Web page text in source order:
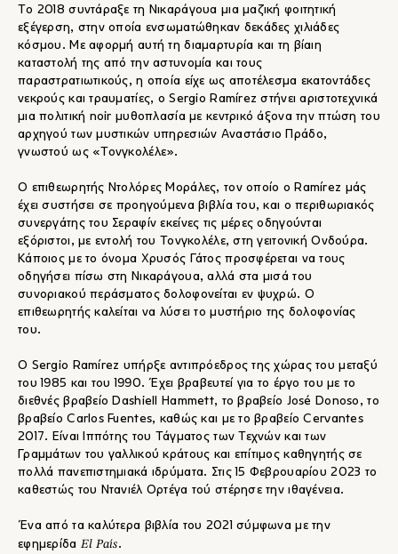
To 2018 συντάραξε τη Νικαράγουα μια μαζική φοιτητική
εξέγερση, στην οποία ενσωματώθηκαν δεκάδες χιλιάδες
κόσμου. Με αφορμή αυτή τη διαμαρτυρία και τη βίαιη
καταστολή της από την αστυνομία και τους
παραστρατιωτικούς, η οποία είχε ως αποτέλεσμα εκατοντάδες
νεκρούς και τραυματίες, ο Sergio Ramírez στήνει αριστοτεχνικά
μια πολιτική noir μυθοπλασία με κεντρικό άξονα την πτώση του
αρχηγού των μυστικών υπηρεσιών Αναστάσιο Πράδο,
γνωστού ως «Τονγκολέλε».
Ο επιθεωρητής Ντολόρες Μοράλες, τον οποίο ο Ramírez μάς
έχει συστήσει σε προηγούμενα βιβλία του, και ο περιθωριακός
συνεργάτης του Σεραφίν εκείνες τις μέρες οδηγούνται
εξόριστοι, με εντολή του Τονγκολέλε, στη γειτονική Ονδούρα.
Κάποιος με το όνομα Χρυσός Γάτος προσφέρεται να τους
οδηγήσει πίσω στη Νικαράγουα, αλλά στα μισά του
συνοριακού περάσματος δολοφονείται εν ψυχρώ. Ο
επιθεωρητής καλείται να λύσει το μυστήριο της δολοφονίας
του.
Ο Sergio Ramírez υπήρξε αντιπρόεδρος της χώρας του μεταξύ
του 1985 και του 1990. Έχει βραβευτεί για το έργο του με το
διεθνές βραβείο Dashiell Hammett, το βραβείο José Donoso, το
βραβείο Carlos Fuentes, καθώς και με το βραβείο Cervantes
2017. Είναι Ιππότης του Τάγματος των Τεχνών και των
Γραμμάτων του γαλλικού κράτους και επίτιμος καθηγητής σε
πολλά πανεπιστημιακά ιδρύματα. Στις 15 Φεβρουαρίου 2023 το
καθεστώς του Ντανιέλ Ορτέγα τού στέρησε την ιθαγένεια.
Ένα από τα καλύτερα βιβλία του 2021 σύμφωνα με την
εφημερίδα El País.